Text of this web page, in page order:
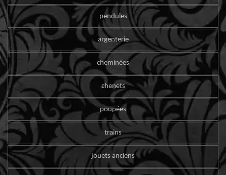
pendules
argenterie
cheminées
chenets
poupées
trains
jouets anciens